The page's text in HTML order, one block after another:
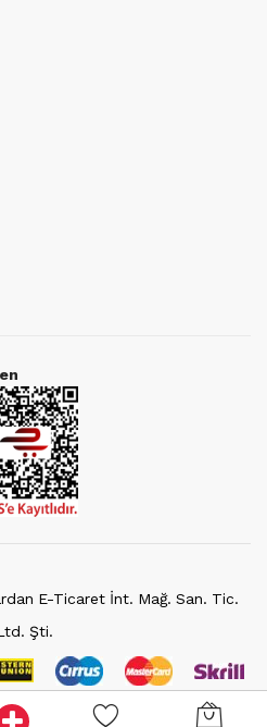
E-Ticaret İnt. Mağ. San. Tic.
Şti.